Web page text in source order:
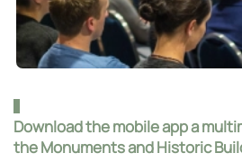
Download the mobile app a
the Monuments and Historic